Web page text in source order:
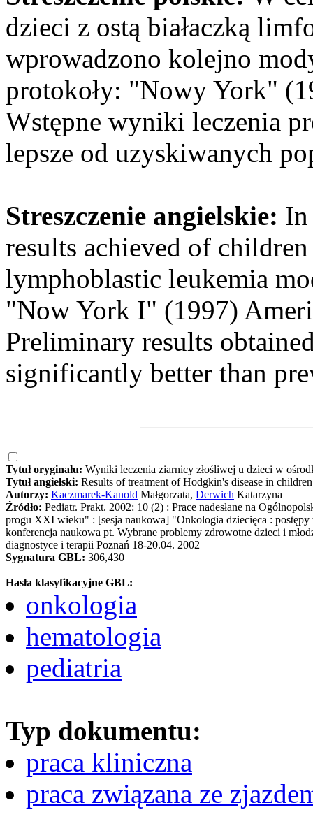
dzieci z ostą białaczką
wprowadzono kolejno
protokoły: "Nowy York"
Wstępne wyniki leczenia
lepsze od uzyskiwanych
Streszczenie angielskie: In
results achieved of
lymphoblastic leukemia
"Now York I" (1997)
Preliminary results
significantly better than
Tytuł oryginału: Wyniki leczenia ziarnicy złośliwej u dzieci w
Tytuł angielski: Results of treatment of Hodgkin's disease in
Autorzy: Kaczmarek-Kanold Małgorzata, Derwich Katarzyna
Źródło: Pediatr. Prakt. 2002: 10 (2) : Prace nadesłane na
progu XXI wieku" : [sesja naukowa] "Onkologia dziecięca :
konferencja naukowa pt. Wybrane problemy zdrowotne dzieci i
diagnostyce i terapii Poznań 18-20.04. 2002
Sygnatura GBL: 306,430
Hasła klasyfikacyjne GBL:
onkologia
hematologia
pediatria
Typ dokumentu:
praca kliniczna
praca związana ze